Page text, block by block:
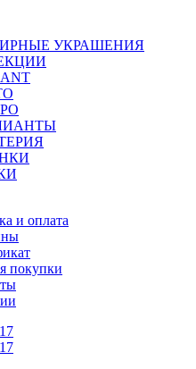
УКРАШЕНИЯ
и оплата
покупки